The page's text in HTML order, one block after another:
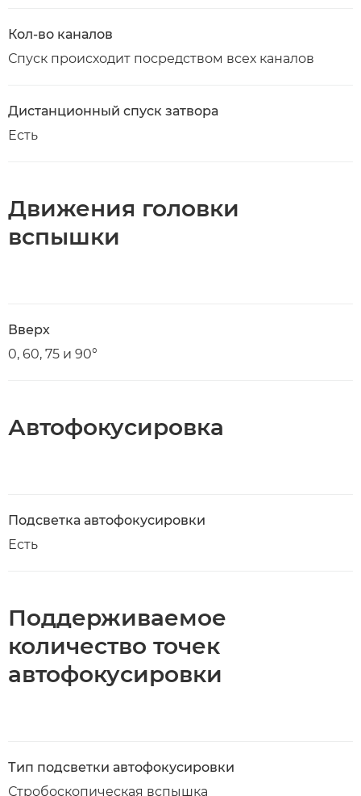
Кол-во каналов
Спуск происходит посредством всех каналов
Дистанционный спуск затвора
Есть
Движения головки
вспышки
Вверх
0, 60, 75 и 90°
Автофокусировка
Подсветка автофокусировки
Есть
Поддерживаемое
количество точек
автофокусировки
Тип подсветки автофокусировки
Стробоскопическая вспышка